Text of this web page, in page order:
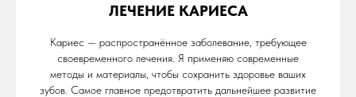
ЛЕЧЕНИЕ КАРИЕСА
Кариес — распространённое заболевание, требующее
своевременного лечения. Я применяю современные
методы и материалы, чтобы сохранить здоровье ваших
зубов. Самое главное предотвратить дальнейшее развитие